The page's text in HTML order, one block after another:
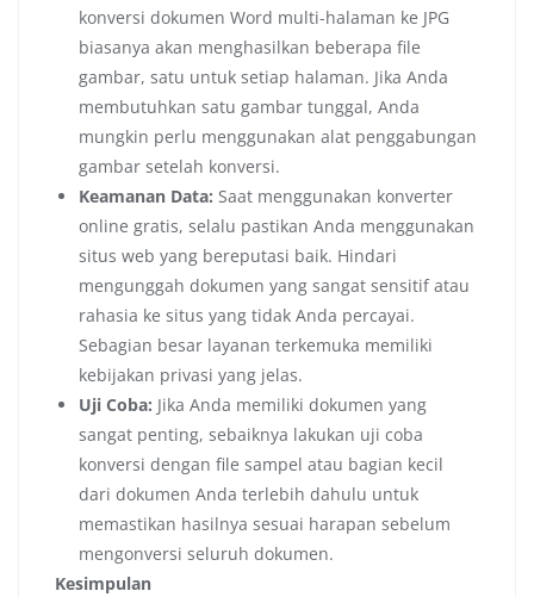
konversi dokumen Word multi-halaman ke JPG
biasanya akan menghasilkan beberapa file
gambar, satu untuk setiap halaman. Jika Anda
membutuhkan satu gambar tunggal, Anda
mungkin perlu menggunakan alat penggabungan
gambar setelah konversi.
Keamanan Data: Saat menggunakan konverter
online gratis, selalu pastikan Anda menggunakan
situs web yang bereputasi baik. Hindari
mengunggah dokumen yang sangat sensitif atau
rahasia ke situs yang tidak Anda percayai.
Sebagian besar layanan terkemuka memiliki
kebijakan privasi yang jelas.
Uji Coba: Jika Anda memiliki dokumen yang
sangat penting, sebaiknya lakukan uji coba
konversi dengan file sampel atau bagian kecil
dari dokumen Anda terlebih dahulu untuk
memastikan hasilnya sesuai harapan sebelum
mengonversi seluruh dokumen.
Kesimpulan